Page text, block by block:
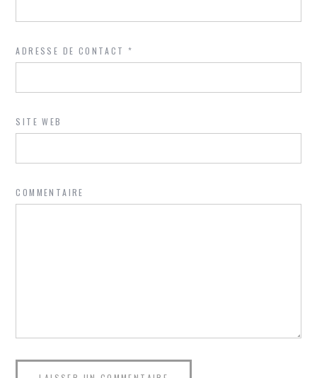
ADRESSE DE CONTACT*
SITE WEB
COMMENTAIRE